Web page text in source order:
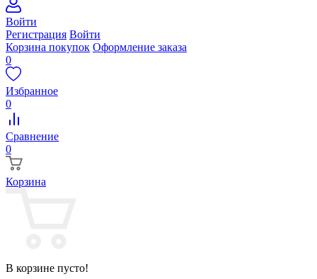
Войти
Регистрация Войти
Корзина покупок Оформление заказа
0
Избранное
0
Сравнение
0
Корзина
В корзине пусто!